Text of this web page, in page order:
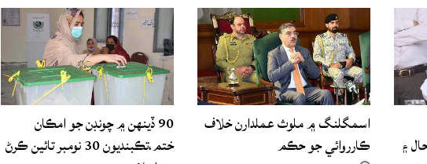
۽
اسمگلنگ ۾ ملوث عملدارن خلاف
ڪارروائي جو حڪم
90 ڏينهن ۾ چونڊن جو امڪان
ختم،تڪبنديون 30 نومبر تائين ڪرڻ